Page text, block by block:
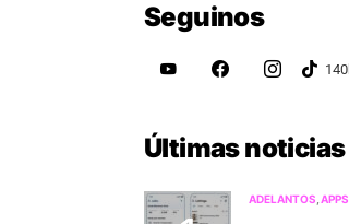
Seguinos
Últimas noticias
ADELANTOS APPS